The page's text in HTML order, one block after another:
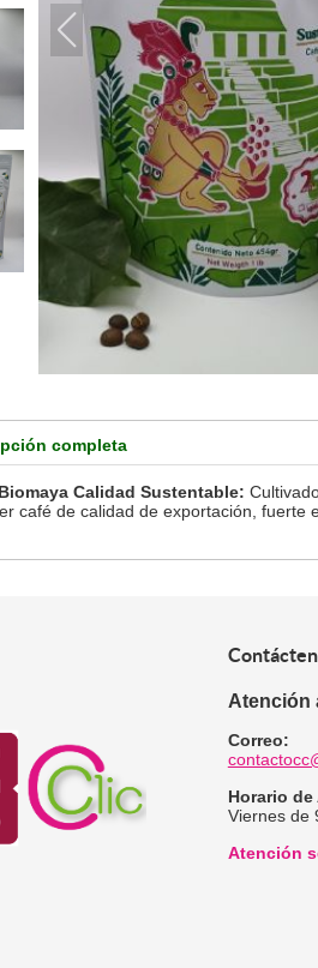
completa
Calidad Sustentable:
café de calidad de exportación, fuerte
Atención
Correo:
Horario
Viernes de
Atención